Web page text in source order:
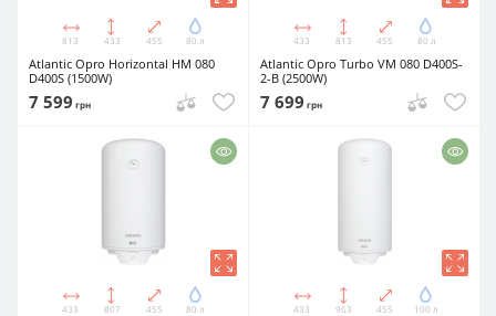
813 433 455 80 л
Atlantic Opro Horizontal HM 080
D400S (1500W)
7 599 грн
433 813 455 80 л
Atlantic Opro Turbo VM 080 D400S-
2-B (2500W)
7 699 грн
433 807 455 80 л 433 963 455 100 л